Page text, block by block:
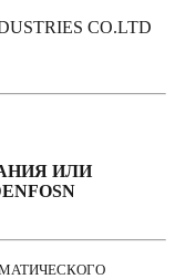
CO.LTD
ИЛИ